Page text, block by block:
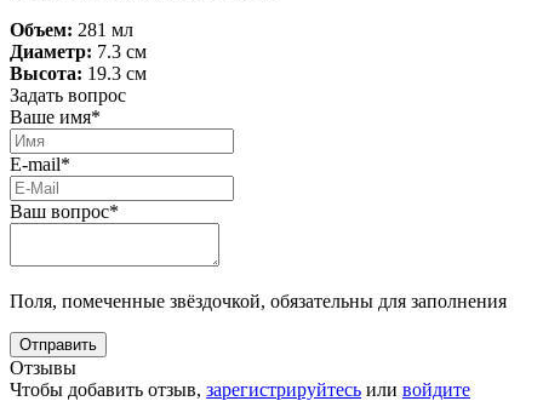
Объем: 281 мл
Диаметр: 7.3 см
Высота: 19.3 см
Задать вопрос
Ваше имя*
E-mail*
Ваш вопрос*
Поля, помеченные звёздочкой, обязательны для заполнения
Отзывы
Чтобы добавить отзыв, зарегистрируйтесь или войдите